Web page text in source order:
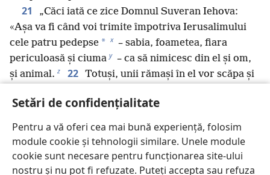
Setări de confidențialitate
Pentru a vă oferi cea mai bună experiență, folosim
module cookie și tehnologii similare. Unele module
cookie sunt necesare pentru funcționarea site-ului
nostru și nu pot fi refuzate. Puteți accepta sau refuza
21
„Căci iată ce zice Domnul Suveran Iehova:
«Așa va fi când voi trimite împotriva Ierusalimului
cele patru pedepse * x – sabia, foametea, fiara
periculoasă și ciuma y – ca să nimicesc din el și om,
și animal. z 22 Totuși, unii rămași în el vor scăpa și
a
voi și, când le veți vedea căile și faptele, veți fi
mângâiați înțelegând de ce am adus nenorocirea
asupra Ierusalimului, da, tot ce i-am făcut».”
23 „«Când le veți vedea căile și faptele, veți găsi
mângâiere și veți ști că nu fără motiv i-am făcut tot